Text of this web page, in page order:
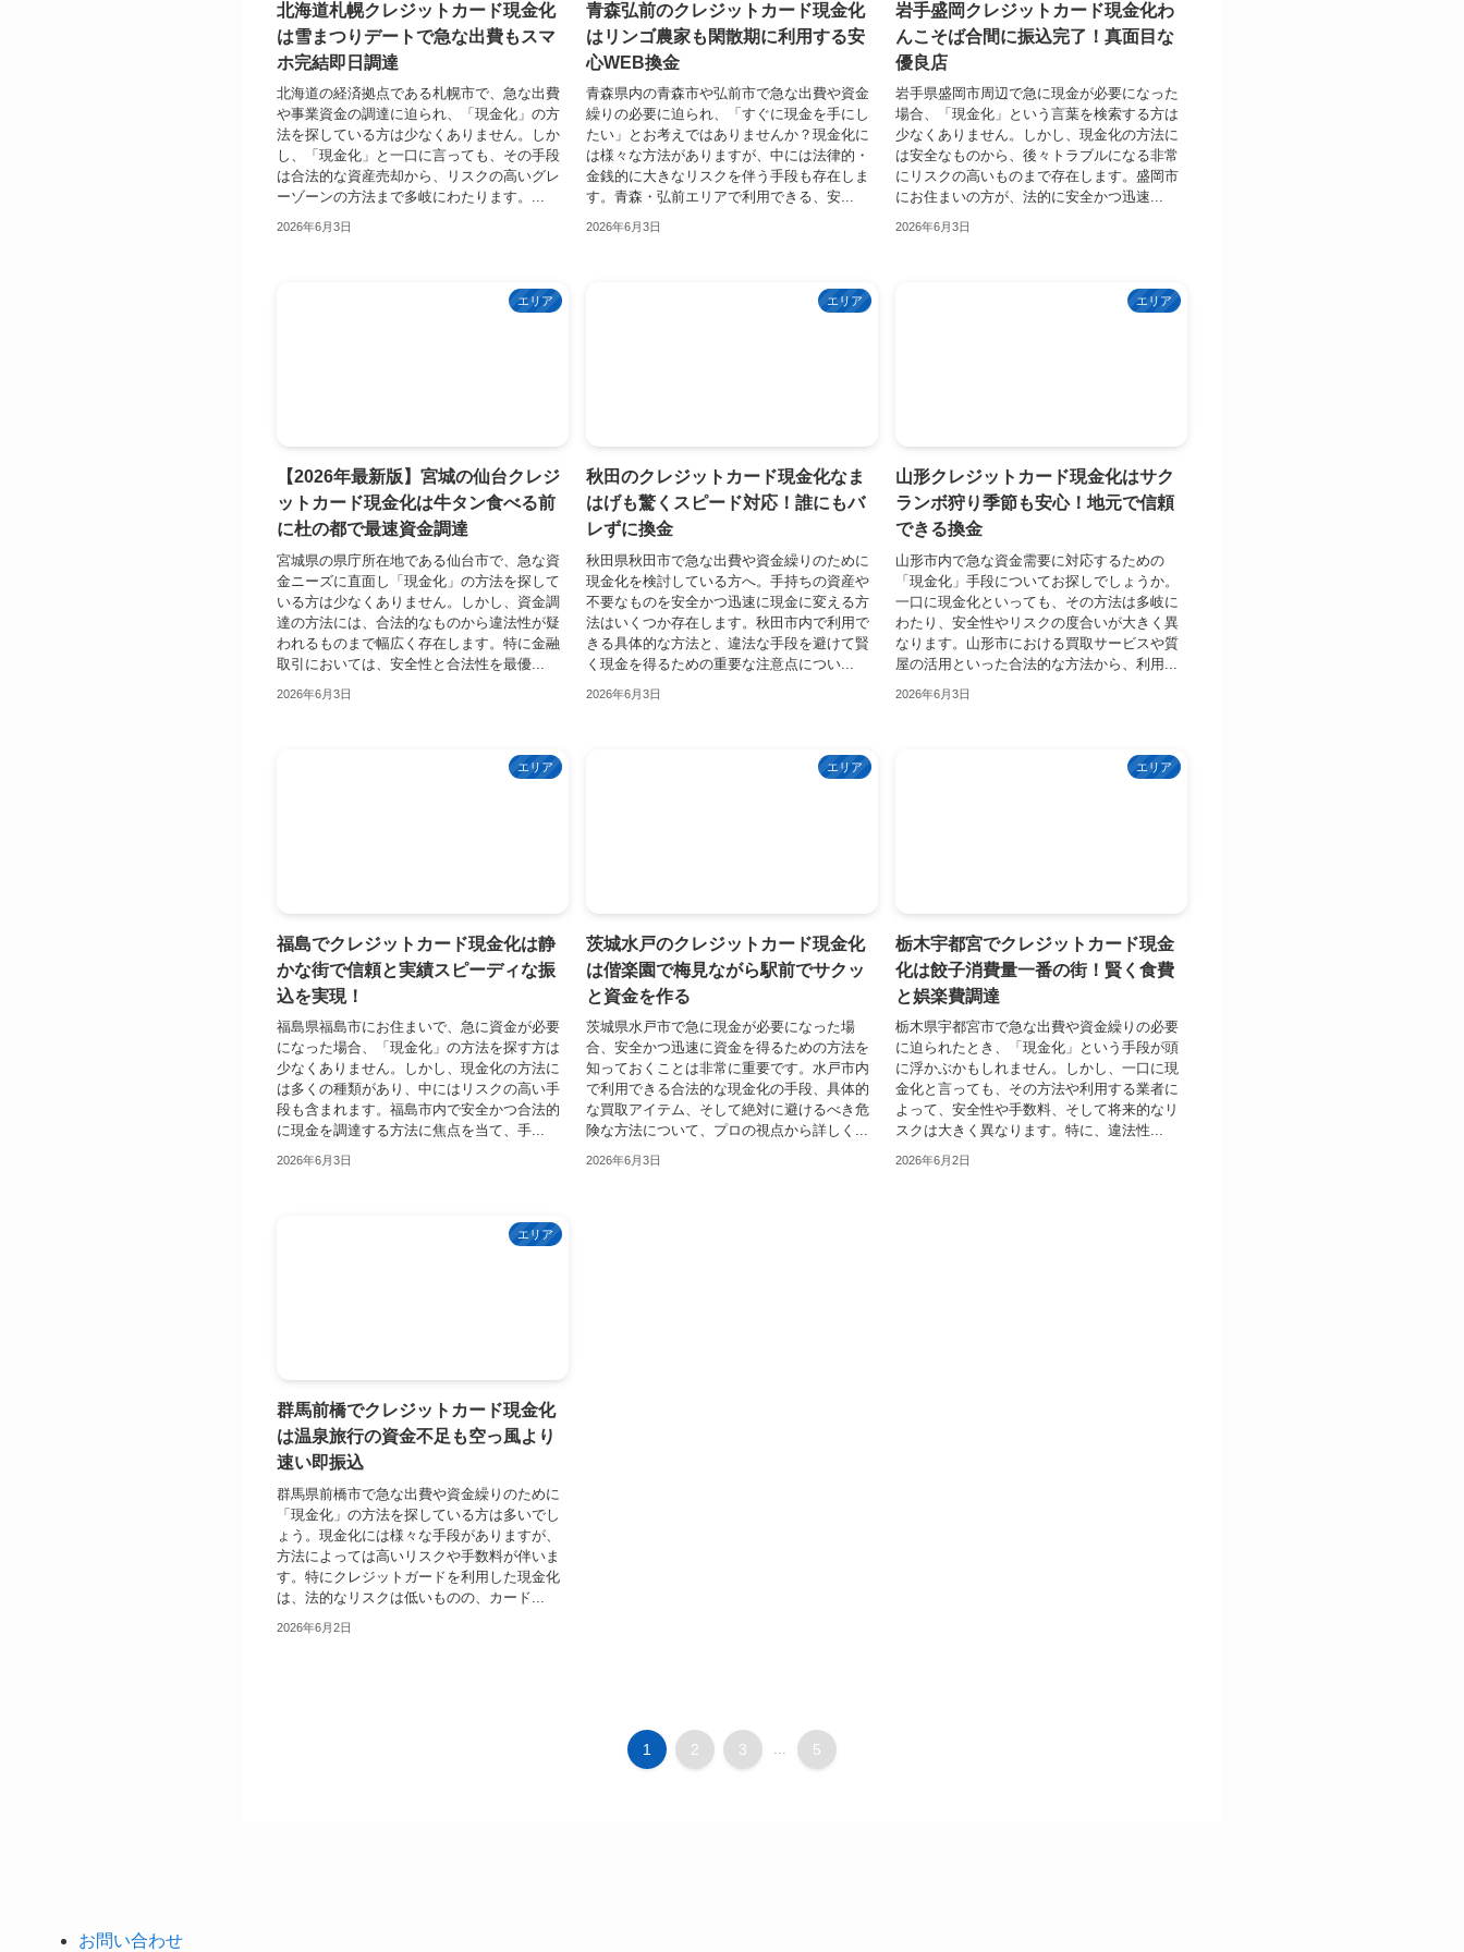
北海道札幌クレジットカード現金化
は雪まつりデートで急な出費もスマ
ホ完結即日調達
北海道の経済拠点である札幌市で、急な出費
や事業資金の調達に迫られ、「現金化」の方
法を探している方は少なくありません。しか
し、「現金化」と一口に言っても、その手段
は合法的な資産売却から、リスクの高いグレ
ーゾーンの方法まで多岐にわたります。...
2026年6月3日
青森弘前のクレジットカード現金化
はリンゴ農家も閑散期に利用する安
心WEB換金
青森県内の青森市や弘前市で急な出費や資金
繰りの必要に迫られ、「すぐに現金を手にし
たい」とお考えではありませんか？現金化に
は様々な方法がありますが、中には法律的・
金銭的に大きなリスクを伴う手段も存在しま
す。青森・弘前エリアで利用できる、安...
2026年6月3日
岩手盛岡クレジットカード現金化わ
んこそば合間に振込完了！真面目な
優良店
岩手県盛岡市周辺で急に現金が必要になった
場合、「現金化」という言葉を検索する方は
少なくありません。しかし、現金化の方法に
は安全なものから、後々トラブルになる非常
にリスクの高いものまで存在します。盛岡市
にお住まいの方が、法的に安全かつ迅速...
2026年6月3日
エリア
【2026年最新版】宮城の仙台クレジ
ットカード現金化は牛タン食べる前
に杜の都で最速資金調達
宮城県の県庁所在地である仙台市で、急な資
金ニーズに直面し「現金化」の方法を探して
いる方は少なくありません。しかし、資金調
達の方法には、合法的なものから違法性が疑
われるものまで幅広く存在します。特に金融
取引においては、安全性と合法性を最優...
2026年6月3日
エリア
秋田のクレジットカード現金化なま
はげも驚くスピード対応！誰にもバ
レずに換金
秋田県秋田市で急な出費や資金繰りのために
現金化を検討している方へ。手持ちの資産や
不要なものを安全かつ迅速に現金に変える方
法はいくつか存在します。秋田市内で利用で
きる具体的な方法と、違法な手段を避けて賢
く現金を得るための重要な注意点につい...
2026年6月3日
エリア
山形クレジットカード現金化はサク
ランボ狩り季節も安心！地元で信頼
できる換金
山形市内で急な資金需要に対応するための
「現金化」手段についてお探しでしょうか。
一口に現金化といっても、その方法は多岐に
わたり、安全性やリスクの度合いが大きく異
なります。山形市における買取サービスや質
屋の活用といった合法的な方法から、利用...
2026年6月3日
エリア
福島でクレジットカード現金化は静
かな街で信頼と実績スピーディな振
込を実現！
福島県福島市にお住まいで、急に資金が必要
になった場合、「現金化」の方法を探す方は
少なくありません。しかし、現金化の方法に
は多くの種類があり、中にはリスクの高い手
段も含まれます。福島市内で安全かつ合法的
に現金を調達する方法に焦点を当て、手...
2026年6月3日
エリア
茨城水戸のクレジットカード現金化
は偕楽園で梅見ながら駅前でサクッ
と資金を作る
茨城県水戸市で急に現金が必要になった場
合、安全かつ迅速に資金を得るための方法を
知っておくことは非常に重要です。水戸市内
で利用できる合法的な現金化の手段、具体的
な買取アイテム、そして絶対に避けるべき危
険な方法について、プロの視点から詳しく...
2026年6月3日
エリア
栃木宇都宮でクレジットカード現金
化は餃子消費量一番の街！賢く食費
と娯楽費調達
栃木県宇都宮市で急な出費や資金繰りの必要
に迫られたとき、「現金化」という手段が頭
に浮かぶかもしれません。しかし、一口に現
金化と言っても、その方法や利用する業者に
よって、安全性や手数料、そして将来的なリ
スクは大きく異なります。特に、違法性...
2026年6月2日
エリア
群馬前橋でクレジットカード現金化
は温泉旅行の資金不足も空っ風より
速い即振込
群馬県前橋市で急な出費や資金繰りのために
「現金化」の方法を探している方は多いでし
ょう。現金化には様々な手段がありますが、
方法によっては高いリスクや手数料が伴いま
す。特にクレジットガードを利用した現金化
は、法的なリスクは低いものの、カード...
2026年6月2日
1 2 3 5
お問い合わせ